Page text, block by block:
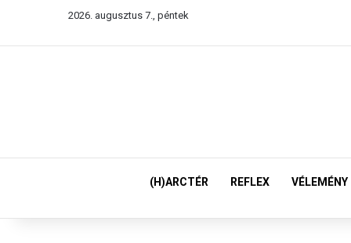
2026. augusztus 7., péntek
(H)ARCTÉR REFLEX VÉLEMÉNY